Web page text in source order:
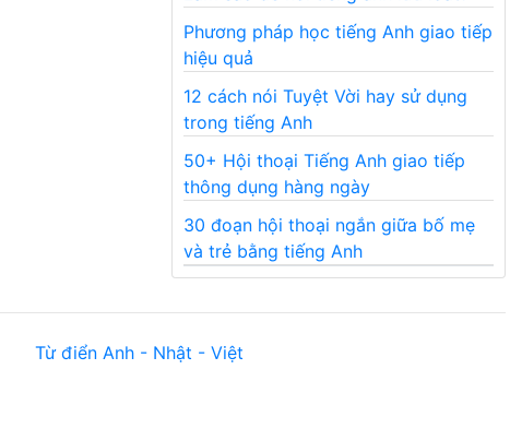
Phương pháp học tiếng Anh giao tiếp
hiệu quả
12 cách nói Tuyệt Vời hay sử dụng
trong tiếng Anh
50+ Hội thoại Tiếng Anh giao tiếp
thông dụng hàng ngày
30 đoạn hội thoại ngắn giữa bố mẹ
và trẻ bằng tiếng Anh
Từ điển Anh - Nhật - Việt